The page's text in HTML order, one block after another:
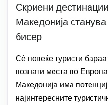
Скриени
Македонија
бисер
Сѐ повеќе туристи
познати места во
Македонија има
најинтересните